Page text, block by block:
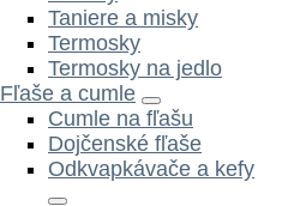
Taniere a misky
Termosky
Termosky na jedlo
Fľaše a cumle
Cumle na fľašu
Dojčenské fľaše
Odkvapkávače a kefy